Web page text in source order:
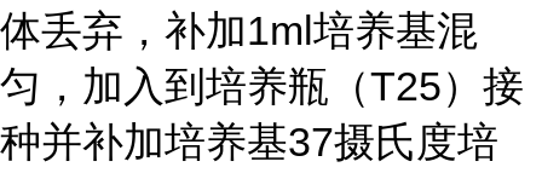
体丢弃，补加1ml培养基混
匀，加入到培养瓶（T25）接
种并补加培养基37摄氏度培